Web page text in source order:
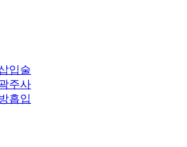
입술
주사
흡입